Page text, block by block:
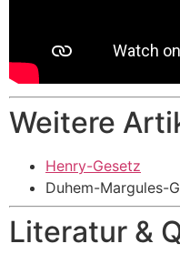
Weitere
Henry-Gesetz
Duhem-Margules-
Literatur &